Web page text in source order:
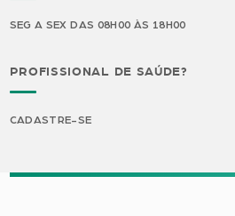
SEG A SEX DAS 08H00 ÀS 18H00
PROFISSIONAL DE SAÚDE?
CADASTRE-SE